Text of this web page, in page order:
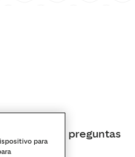
a tus preguntas
para